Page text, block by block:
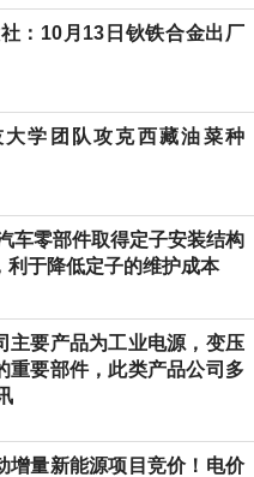
：10月13日钬铁合金出厂
学团队攻克西藏油菜种
车零部件取得定子安装结构
利于降低定子的维护成本
主要产品为工业电源，变压
重要部件，此类产品公司多
增量新能源项目竞价！电价